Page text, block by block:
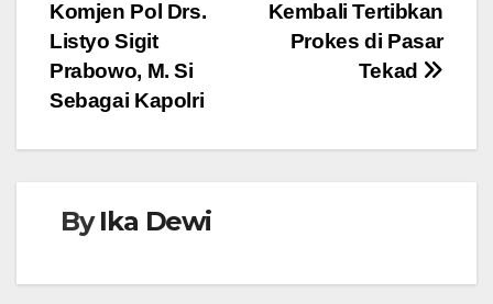
o
o
k
p
Kembali Tertibkan
Prokes di Pasar
Tekad
Komjen Pol Drs.
Listyo Sigit
Prabowo, M. Si
Sebagai Kapolri
ByIka Dewi